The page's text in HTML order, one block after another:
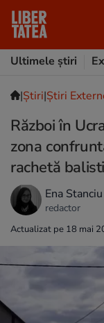
Ultimele știri
|Ştiri|Știri
Război în
zona
rachetă
Ena Stanciu
redactor
Actualizat pe 18 mai